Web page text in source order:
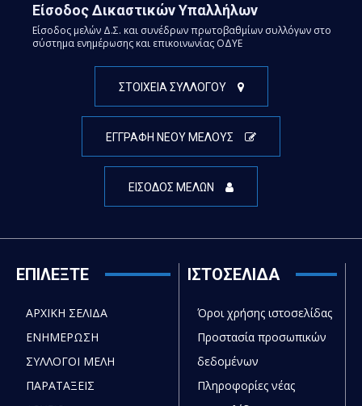
Είσοδος Δικαστικών Υπαλλήλων
Είσοδος μελών Δ.Σ. και συνέδρων πρωτοβαθμίων συλλόγων στο
σύστημα ενημέρωσης και επικοινωνίας ΟΔΥΕ
ΣΤΟΙΧΕΙΑ ΣΥΛΛΟΓΟΥ
ΕΓΓΡΑΦΗ ΝΕΟΥ ΜΕΛΟΥΣ
ΕΙΣΟΔΟΣ ΜΕΛΩΝ
ΕΠΙΛΕΞΤΕ
ΑΡΧΙΚΗ ΣΕΛΙΔΑ
ΕΝΗΜΕΡΩΣΗ
ΣΥΛΛΟΓΟΙ ΜΕΛΗ
ΠΑΡΑΤΑΞΕΙΣ
ΙΣΤΟΣΕΛΙΔΑ
Όροι χρήσης ιστοσελίδας
Προστασία προσωπικών
δεδομένων
Πληροφορίες νέας